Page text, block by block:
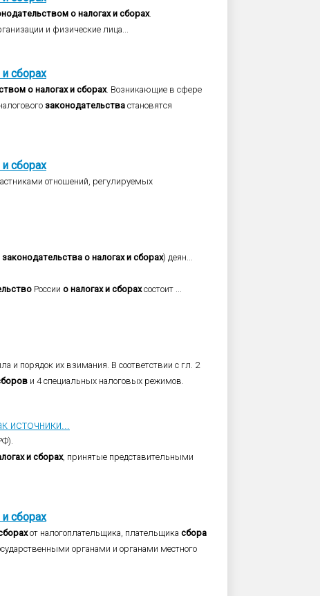
о налогах и сборах.
и физические лица...
и сборах
о налогах и сборах. Возникающие в сфере
законодательства становятся
и сборах
отношений, регулируемых
законодательства о налогах и сборах) деян...
России о налогах и сборахсостоит ...
и порядок их взимания. В соответствии с гл. 2
и 4 специальных налоговых режимов.
источники...
и сборах, принятые представительными
и сборах
от налогоплательщика, плательщика сбора
органами и органами местного